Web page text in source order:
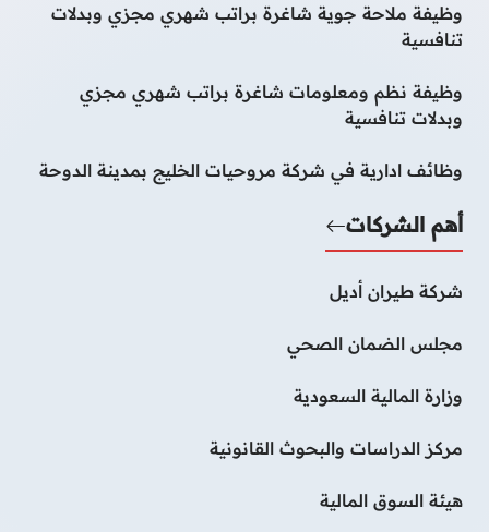
وظيفة ملاحة جوية شاغرة براتب شهري مجزي وبدلات
تنافسية
وظيفة نظم ومعلومات شاغرة براتب شهري مجزي
وبدلات تنافسية
وظائف ادارية في شركة مروحيات الخليج بمدينة الدوحة
أهم الشركات
شركة طيران أديل
مجلس الضمان الصحي
وزارة المالية السعودية
مركز الدراسات والبحوث القانونية
هيئة السوق المالية